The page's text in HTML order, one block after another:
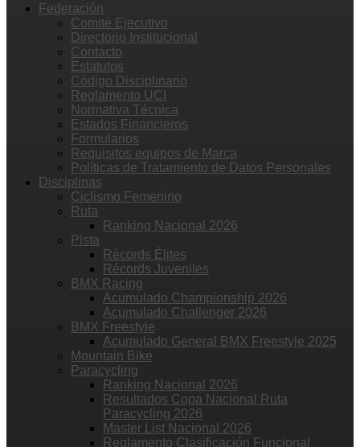
Federación
Comité Ejecutivo
Directorio Institucional
Contacto
Estatutos
Código Disciplinario
Reglamento UCI
Normativa Técnica
Estados Financieros
Formularios
Requisitos equipos de Marca
Políticas de Tratamiento de Datos Personales
Disciplinas
Ciclismo Femenino
Ruta
Ranking Nacional 2026
Pista
Récords Élites
Récords Juveniles
BMX Racing
Acumulado Championship 2026
Acumulado Challenger 2026
BMX Freestyle
Acumulado General BMX Freestyle 2025
Mountain Bike
Paracycling
Ranking Nacional 2026
Resultados Copa Nacional Ruta
Paracycling 2026
Master List Nacional 2026
Reglamento Clasificación Funcional